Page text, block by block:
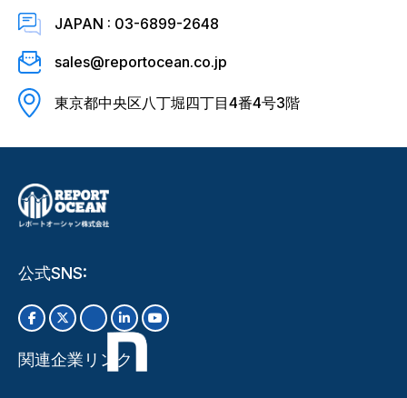
JAPAN : 03-6899-2648
sales@reportocean.co.jp
東京都中央区八丁堀四丁目4番4号3階
公式SNS:
関連企業リンク